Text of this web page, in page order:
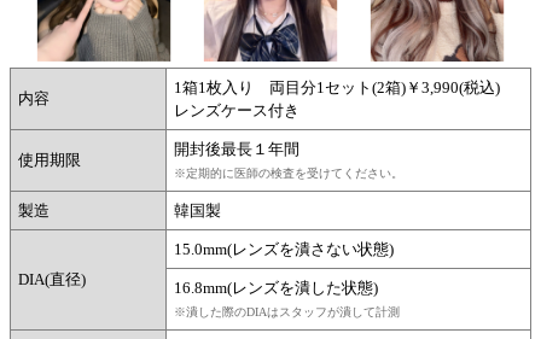
内容
1箱1枚入り 両目分1セット(2箱)￥3,990(税込)
レンズケース付き
使用期限
開封後最長１年間
※定期的に医師の検査を受けてください。
製造 韓国製
DIA(直径)
15.0mm(レンズを潰さない状態)
16.8mm(レンズを潰した状態)
※潰した際のDIAはスタッフが潰して計測